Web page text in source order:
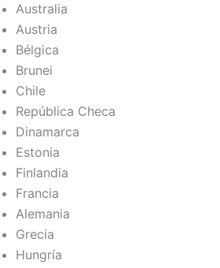
Australia
Austria
Bélgica
Brunei
Chile
República Checa
Dinamarca
Estonia
Finlandia
Francia
Alemania
Grecia
Hungría